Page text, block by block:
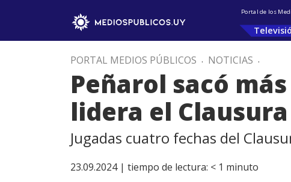
Portal de los
PORTAL MEDIOS PÚBLICOS . NOTICIAS .
Peñarol sacó
lidera el Clausura
Jugadas cuatro fechas del
23.09.2024 | tiempo de lectura: < 1 minuto